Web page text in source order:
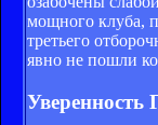
мощного клуба,
третьего
явно не пошли
Уверенность